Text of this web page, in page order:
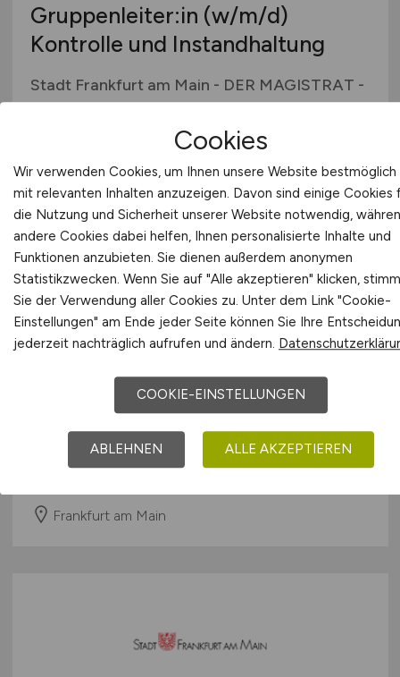
Gruppenleiter:in (w/m/d)
Kontrolle und Instandhaltung
Stadt Frankfurt am Main - DER MAGISTRAT -
Ingenieur:in(w/m/d)Technische
Gebäudeausrüstung /
Energetische Sanierungen
Stadt Frankfurt am Main - DER MAGISTRAT -
Frankfurt am Main
Cookies
Wir verwenden Cookies, um Ihnen unsere Website bestmöglich
mit relevanten Inhalten anzuzeigen. Davon sind einige Cookies
die Nutzung und Sicherheit unserer Website notwendig,
andere Cookies dabei helfen, Ihnen personalisierte Inhalte und
Funktionen anzubieten. Sie dienen außerdem anonymen
Statistikzwecken. Wenn Sie auf "Alle akzeptieren" klicken,
Sie der Verwendung aller Cookies zu. Unter dem Link "Cookie-
Einstellungen" am Ende jeder Seite können Sie Ihre
jederzeit nachträglich aufrufen und ändern.
COOKIE-EINSTELLUNGEN
ABLEHNEN ALLE AKZEPTIEREN